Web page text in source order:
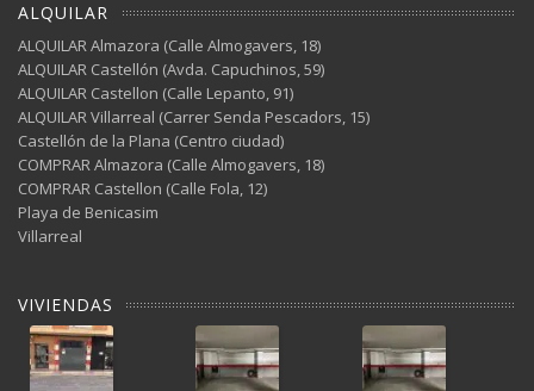
ALQUILAR
ALQUILAR Almazora (Calle Almogavers, 18)
ALQUILAR Castellón (Avda. Capuchinos, 59)
ALQUILAR Castellon (Calle Lepanto, 91)
ALQUILAR Villarreal (Carrer Senda Pescadors, 15)
Castellón de la Plana (Centro ciudad)
COMPRAR Almazora (Calle Almogavers, 18)
COMPRAR Castellon (Calle Fola, 12)
Playa de Benicasim
Villarreal
VIVIENDAS